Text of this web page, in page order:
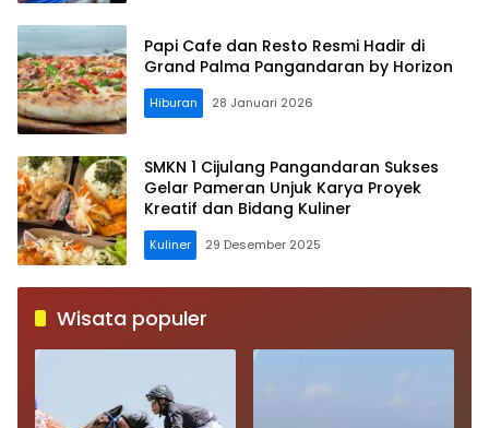
Papi Cafe dan Resto Resmi Hadir di
Grand Palma Pangandaran by Horizon
Hiburan 28 Januari 2026
SMKN 1 Cijulang Pangandaran Sukses
Gelar Pameran Unjuk Karya Proyek
Kreatif dan Bidang Kuliner
Kuliner 29 Desember 2025
Wisata populer